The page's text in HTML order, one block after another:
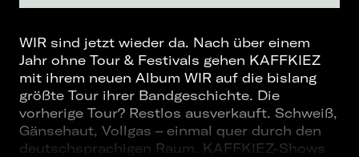
WIR sind jetzt wieder da. Nach über einem
Jahr ohne Tour & Festivals gehen KAFFKIEZ
mit ihrem neuen Album WIR auf die bislang
größte Tour ihrer Bandgeschichte. Die
vorherige Tour? Restlos ausverkauft. Schweiß,
Gänsehaut, Vollgas – einmal quer durch den
deutschsprachigen Raum. KAFFKIEZ-Shows